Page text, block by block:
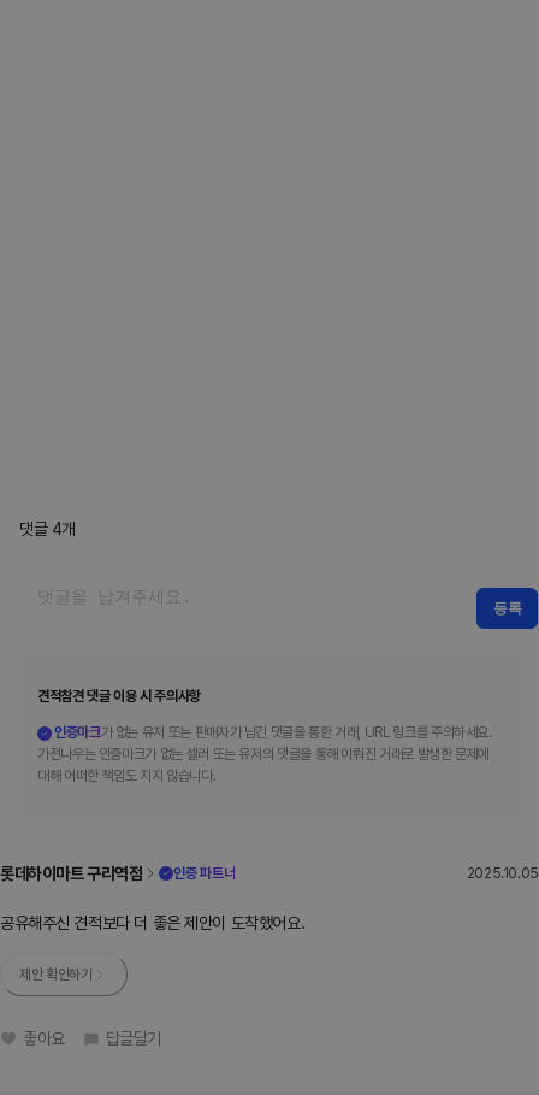
댓글 4개
등록
견적참견 댓글 이용 시 주의사항
인증마크가 없는 유저 또는 판매자가 남긴 댓글을 통한 거래, URL 링크를 주의하세요.
가전나우는 인증마크가 없는 셀러 또는 유저의 댓글을 통해 이뤄진 거래로 발생한 문제에
대해 어떠한 책임도 지지 않습니다.
롯데하이마트 구리역점 인증 파트너 2025.10.05
공유해주신 견적보다 더 좋은 제안이 도착했어요.
제안 확인하기
좋아요 답글달기